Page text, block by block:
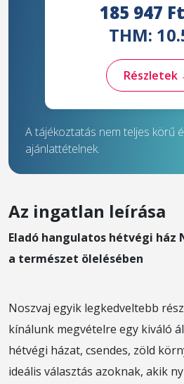
185 947
THM:
Részletek
A tájékoztatás nem teljes körű
ajánlattételnek.
Az ingatlan leírása
Eladó hangulatos hétvégi ház
a természet ölelésében
Noszvaj egyik legkedveltebb
kínálunk megvételre egy kiváló
hétvégi házat, csendes, zöld
ideális választás azoknak, akik